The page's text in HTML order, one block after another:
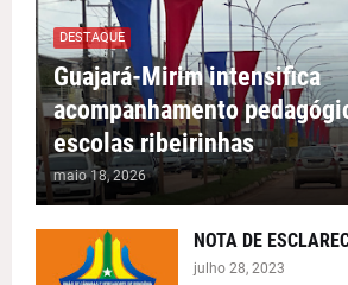
DESTAQUE
Guajará-Mirim intensifica
acompanhamento
escolas ribeirinhas
maio 18, 2026
NOTA DE
julho 28, 2023